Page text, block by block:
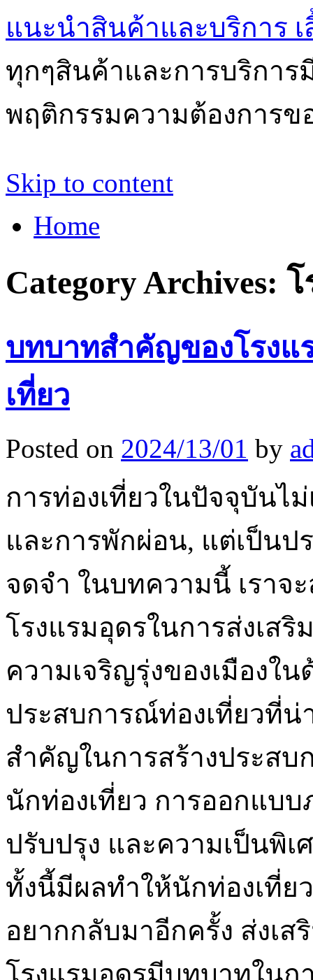
แนะนำสินค้าและบริการ
ทุกๆสินค้าและการบริกา
พฤติกรรมความต้องการข
Skip to content
Home
Category Archives: โ
บทบาทสำคัญของโรงแ
เที่ยว
Posted on 2024/13/01 by
การท่องเที่ยวในปัจจุบันไ
และการพักผ่อน, แต่เป็น
จดจำ ในบทความนี้ เรา
โรงแรมอุดรในการส่งเสริ
ความเจริญรุ่งของเมืองใ
ประสบการณ์ท่องเที่ยวที่
สำคัญในการสร้างประส
นักท่องเที่ยว การออกแบ
ปรับปรุง และความเป็นพิเ
ทั้งนี้มีผลทำให้นักท่องเที่
อยากกลับมาอีกครั้ง ส่งเ
โรงแรมอุดรมีบทบาทในก